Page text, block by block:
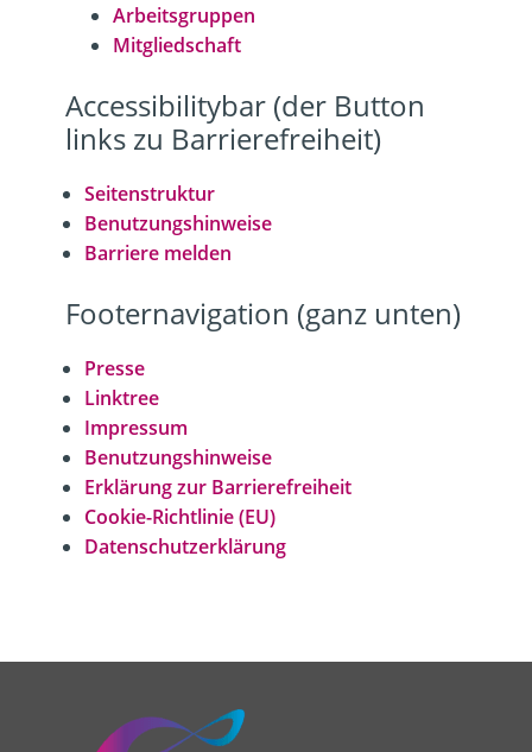
Arbeitsgruppen
Mitgliedschaft
Accessibilitybar (der Button
links zu Barrierefreiheit)
Seitenstruktur
Benutzungshinweise
Barriere melden
Footernavigation (ganz unten)
Presse
Linktree
Impressum
Benutzungshinweise
Erklärung zur Barrierefreiheit
Cookie-Richtlinie (EU)
Datenschutz­erklärung